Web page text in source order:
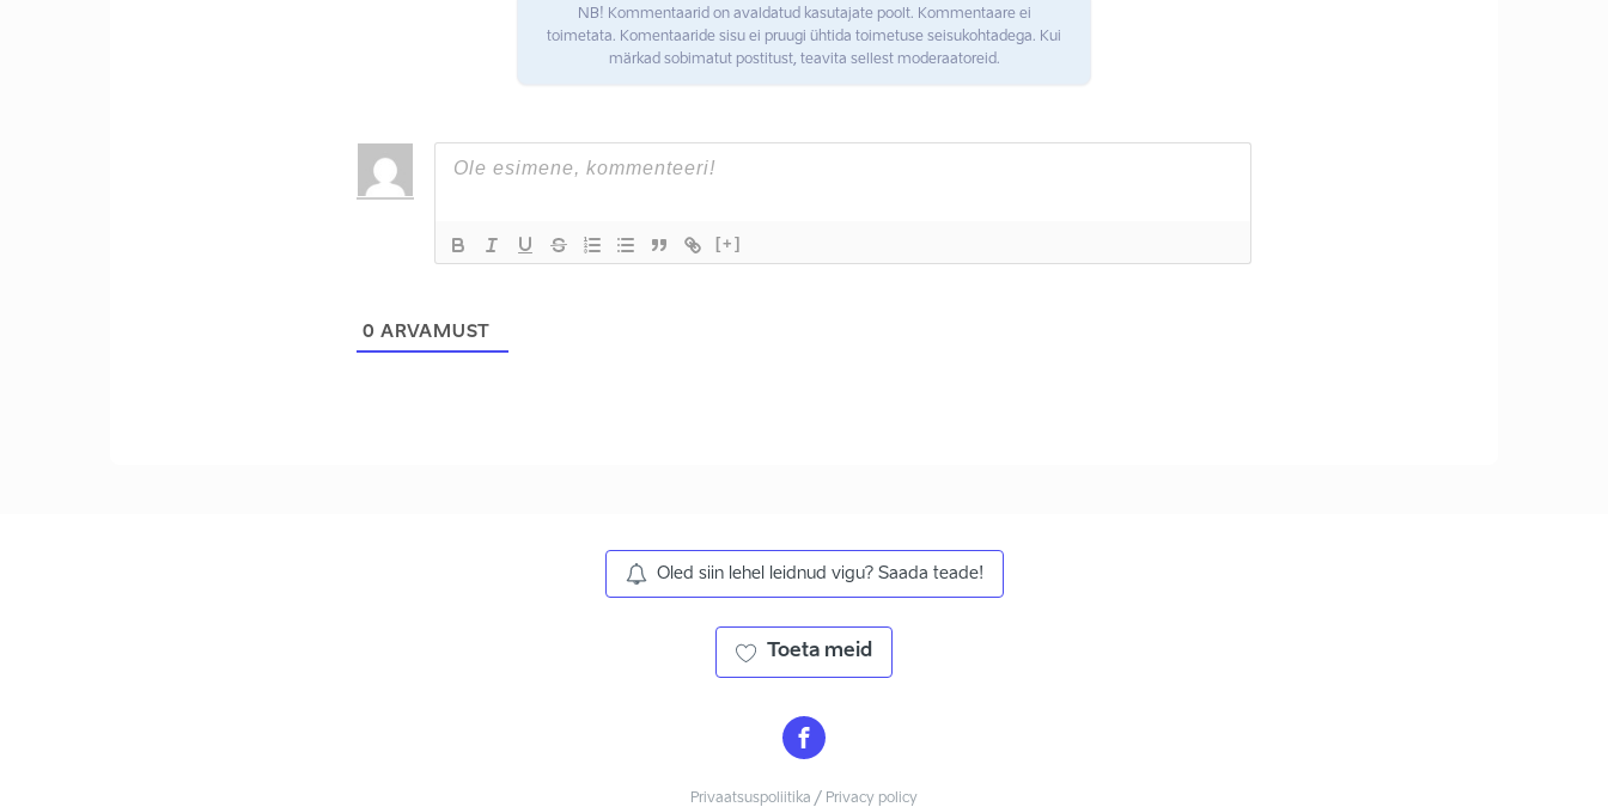
NB! Kommentaarid on avaldatud kasutajate poolt. Kommentaare ei
toimetata. Komentaaride sisu ei pruugi ühtida toimetuse seisukohtadega. Kui
märkad sobimatut postitust, teavita sellest moderaatoreid.
[+]
0 ARVAMUST
Oled siin lehel leidnud vigu? Saada teade!
Toeta meid
Privaatsuspoliitika / Privacy policy